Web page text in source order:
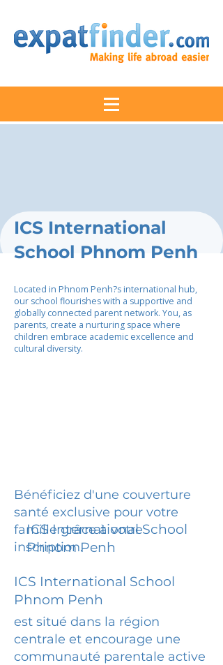
ICS International
School Phnom Penh
Located in Phnom Penh?s international hub,
our school flourishes with a supportive and
globally connected parent network. You, as
parents, create a nurturing space where
children embrace academic excellence and
cultural diversity.
Bénéficiez d'une couverture
santé exclusive pour votre
famille grâce à votre
inscription.
ICS International School
Phnom Penh
ICS International School
Phnom Penh
est situé dans la région
centrale et encourage une
communauté parentale active